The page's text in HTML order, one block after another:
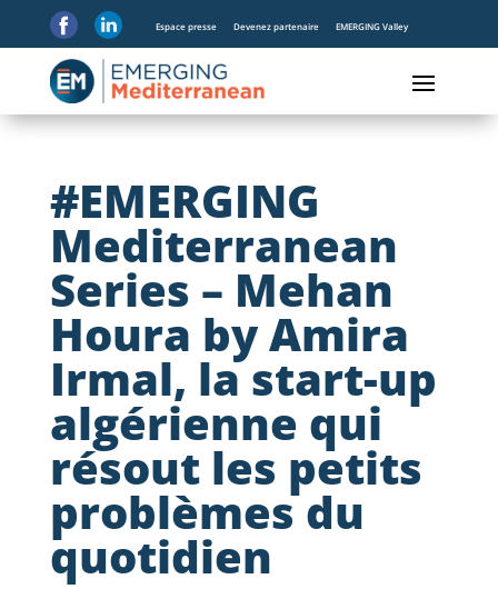
Espace presse Devenez partenaire EMERGING Valley
#EMERGING
Mediterranean
Series – Mehan
Houra by Amira
Irmal, la start-up
algérienne qui
résout les petits
problèmes du
quotidien